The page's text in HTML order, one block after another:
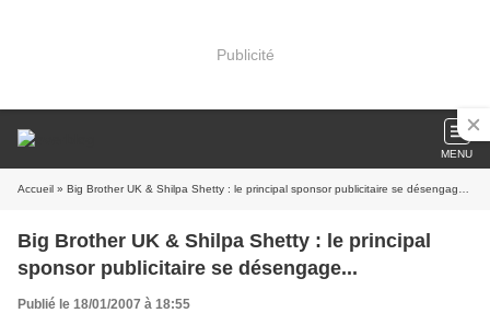
Publicité
MENU
Accueil » Big Brother UK & Shilpa Shetty : le principal sponsor publicitaire se désengage...
Big Brother UK & Shilpa Shetty : le principal
sponsor publicitaire se désengage...
Publié le 18/01/2007 à 18:55